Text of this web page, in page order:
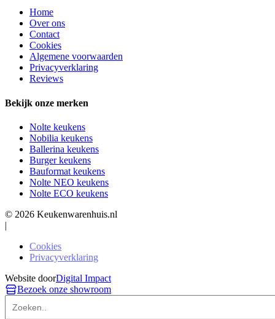
Home
Over ons
Contact
Cookies
Algemene voorwaarden
Privacyverklaring
Reviews
Bekijk onze merken
Nolte keukens
Nobilia keukens
Ballerina keukens
Burger keukens
Bauformat keukens
Nolte NEO keukens
Nolte ECO keukens
© 2026 Keukenwarenhuis.nl
|
Cookies
Privacyverklaring
Website doorDigital Impact
Bezoek onze showroom